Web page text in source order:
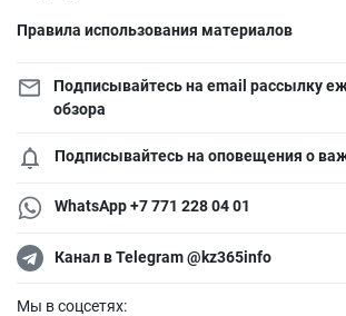
Правила использования материалов
Подписывайтесь на email рассылку
обзора
Подписывайтесь на оповещения о
WhatsApp +7 771 228 04 01
Канал в Telegram @kz365info
Мы в соцсетях: